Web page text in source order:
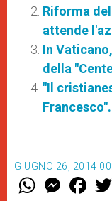
Riforma
attende
In
della
"Il
GIUGNO 26, 2014
W M
e
F
a